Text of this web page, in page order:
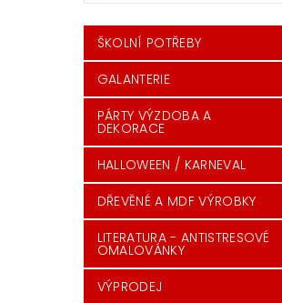
ŠKOLNÍ POTŘEBY
GALANTERIE
PÁRTY VÝZDOBA A
DEKORACE
HALLOWEEN / KARNEVAL
DŘEVĚNÉ A MDF VÝROBKY
LITERATURA - ANTISTRESOVÉ
OMALOVÁNKY
VÝPRODEJ